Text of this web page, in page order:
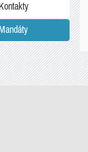
Kontakty
Mandáty